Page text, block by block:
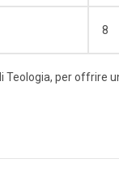
8
Teologia, per offrire